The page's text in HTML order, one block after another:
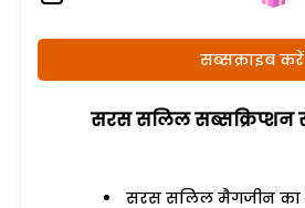
सब्सक्राइब करें
सरस सलिल सब्सक्रिप्शन
सरस सलिल मैगजीन का